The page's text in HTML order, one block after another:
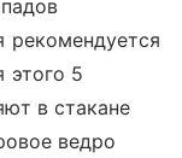
рекомендуется
этого 5
в стакане
ведро